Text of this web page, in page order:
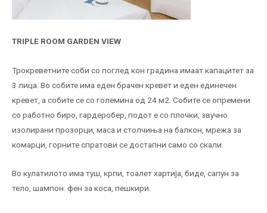
TRIPLE ROOM GARDEN VIEW
Трокреветните соби со поглед кон градина имаат капацитет за
3 лица. Во собите има еден брачен кревет и еден единечен
кревет, а собите се со големина од 24 м2. Собите се опремени
со работно биро, гардеробер, подот е со плочки, звучно
изолирани прозорци, маса и столчиња на балкон, мрежа за
комарци, горните спратови се достапни само со скали.
Во кулатилото има туш, крпи, тоалет хартија, биде, сапун за
тело, шампон. фен за коса, пешкири.